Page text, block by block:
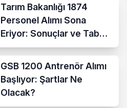
Tarım Bakanlığı 1874
Personel Alımı Sona
Eriyor: Sonuçlar ve Taban
KPSS Ne Zaman?
GSB 1200 Antrenör Alımı
Başlıyor: Şartlar Ne
Olacak?